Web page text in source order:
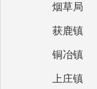
烟草局
获鹿镇
铜冶镇
上庄镇